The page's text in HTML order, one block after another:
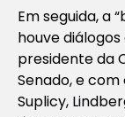
Em seguida, a
houve
presidente da
Senado, e com
Suplicy,